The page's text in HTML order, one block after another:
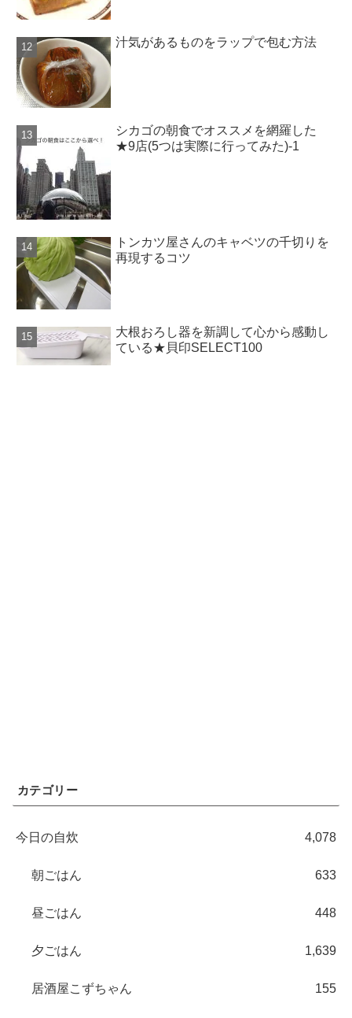
汁気があるものをラップで包む方法
シカゴの朝食でオススメを網羅した
★9店(5つは実際に行ってみた)-1
トンカツ屋さんのキャベツの千切りを
再現するコツ
大根おろし器を新調して心から感動し
ている★貝印SELECT100
カテゴリー
今日の自炊 4,078
朝ごはん 633
昼ごはん 448
夕ごはん 1,639
居酒屋こずちゃん 155